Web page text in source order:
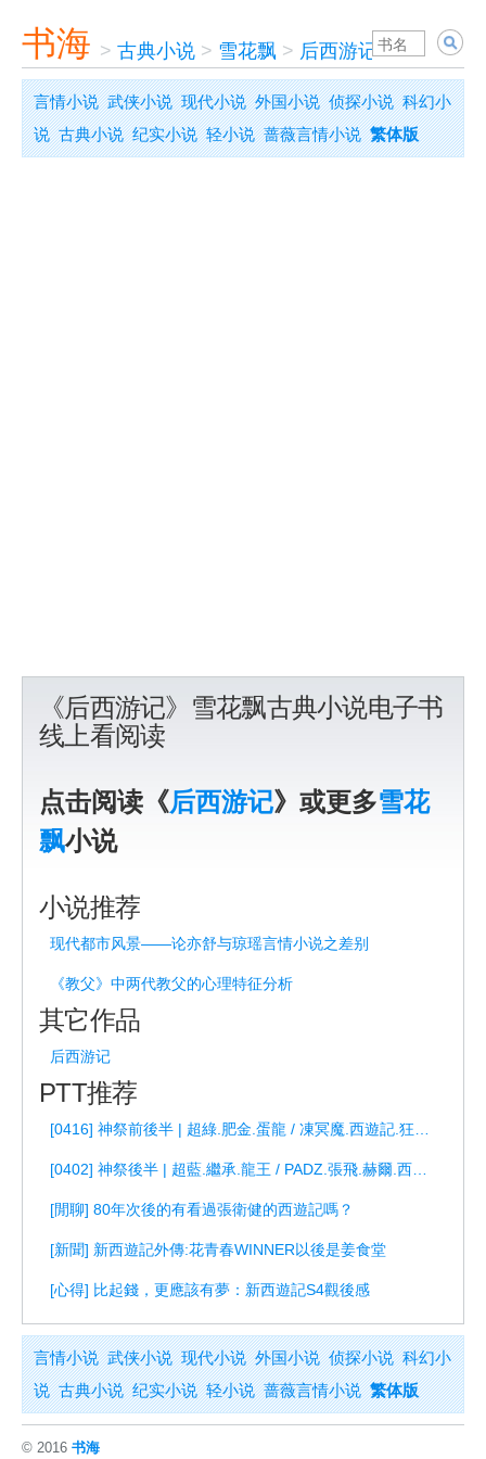
书海 > 古典小说 > 雪花飘 > 后西游记
言情小说 武侠小说 现代小说 外国小说 侦探小说 科幻小
说 古典小说 纪实小说 轻小说 蔷薇言情小说 繁体版
《后西游记》雪花飘古典小说电子书
线上看阅读
点击阅读《后西游记》或更多雪花
飘小说
小说推荐
现代都市风景——论亦舒与琼瑶言情小说之差别
《教父》中两代教父的心理特征分析
其它作品
后西游记
PTT推荐
[閒聊] 80年次後的有看過張衛健的西遊記嗎？
[新聞] 新西遊記外傳:花青春WINNER以後是姜食堂
[心得] 比起錢，更應該有夢：新西遊記S4觀後感
言情小说 武侠小说 现代小说 外国小说 侦探小说 科幻小
说 古典小说 纪实小说 轻小说 蔷薇言情小说 繁体版
© 2016 书海